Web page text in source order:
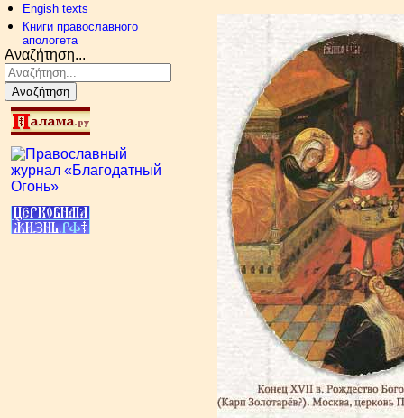
Engish texts
Книги православного
апологета
Αναζήτηση...
Αναζήτηση